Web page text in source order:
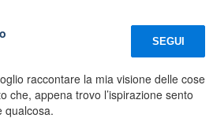
SEGUI
raccontare la mia visione delle cose
che, appena trovo l’ispirazione sento
qualcosa.